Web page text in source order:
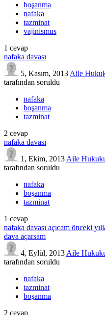
boşanma
nafaka
tazminat
vajinismus
1 cevap
nafaka davası
5, Kasım, 2013Aile
tarafından soruldu
nafaka
boşanma
tazminat
2 cevap
nafaka davası
1, Ekim, 2013Aile
tarafından soruldu
nafaka
boşanma
tazminat
1 cevap
nafaka davası açıcam önceki
dava açarsam
4, Eylül, 2013Aile
tarafından soruldu
nafaka
tazminat
boşanma
2 cevap